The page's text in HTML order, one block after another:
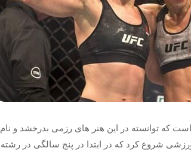
که توانسته در این هنر های رزمی بدرخشد و نام
شروع کرد که در ابتدا در پنج سالگی در رشته